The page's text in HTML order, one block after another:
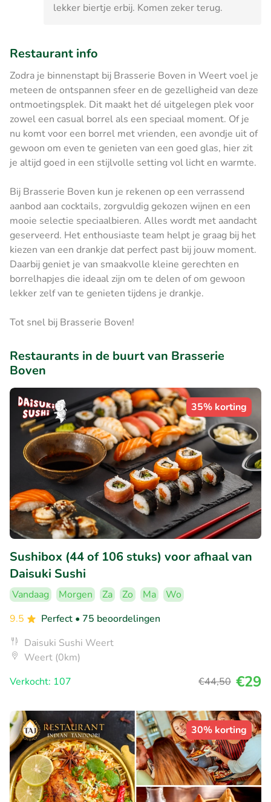
lekker biertje erbij. Komen zeker terug.
Restaurant info
Zodra je binnenstapt bij Brasserie Boven in Weert voel je
meteen de ontspannen sfeer en de gezelligheid van deze
ontmoetingsplek. Dit maakt het dé uitgelegen plek voor
zowel een casual borrel als een speciaal moment. Of je
nu komt voor een borrel met vrienden, een avondje uit of
gewoon om even te genieten van een goed glas, hier zit
je altijd goed in een stijlvolle setting vol licht en warmte.
Bij Brasserie Boven kun je rekenen op een verrassend
aanbod aan cocktails, zorgvuldig gekozen wijnen en een
mooie selectie speciaalbieren. Alles wordt met aandacht
geserveerd. Het enthousiaste team helpt je graag bij het
kiezen van een drankje dat perfect past bij jouw moment.
Daarbij geniet je van smaakvolle kleine gerechten en
borrelhapjes die ideaal zijn om te delen of om gewoon
lekker zelf van te genieten tijdens je drankje.
Tot snel bij Brasserie Boven!
Restaurants in de buurt van Brasserie
Boven
35% korting
Sushibox (44 of 106 stuks) voor afhaal van
Daisuki Sushi
Vandaag Morgen Za Zo Ma
Wo
9.5
Perfect • 75 beoordelingen
Daisuki Sushi Weert
Weert (0km)
Verkocht: 107
€44,50 €29
30% korting